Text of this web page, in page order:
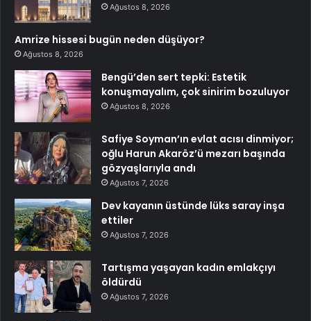
Ağustos 8, 2026
Amrize hissesi bugün neden düşüyor?
Ağustos 8, 2026
Bengü’den sert tepki: Estetik
konuşmayalım, çok sinirim bozuluyor
Ağustos 8, 2026
Safiye Soyman’ın evlat acısı dinmiyor;
oğlu Harun Akaröz’ü mezarı başında
gözyaşlarıyla andı
Ağustos 7, 2026
Dev kayanın üstünde lüks saray inşa
ettiler
Ağustos 7, 2026
Tartışma yaşayan kadın emlakçıyı
öldürdü
Ağustos 7, 2026